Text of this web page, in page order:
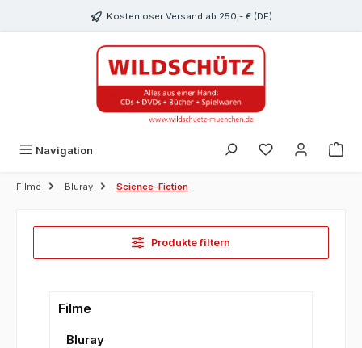
Kostenloser Versand ab 250,- € (DE)
Navigation Du hast 0
Filme Bluray Science-Fiction
Produkte filtern
Filme
Bluray